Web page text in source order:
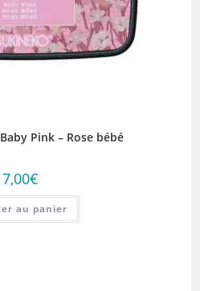
Pink – Rose bébé
7,00€
au panier